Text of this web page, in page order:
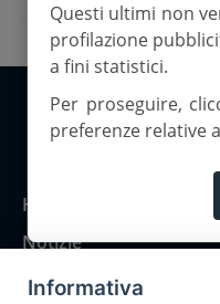
Copyright
Home
Notizie
Rubriche
Questi ultimi non
profilazione
a fini statistici.
Per proseguire,
preferenze relative
Informativa